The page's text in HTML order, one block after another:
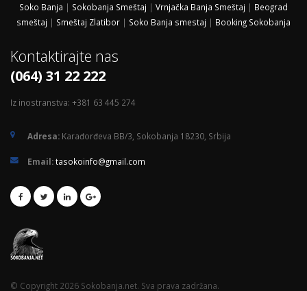
Soko Banja | Sokobanja Smeštaj | Vrnjačka Banja Smeštaj | Beograd
smeštaj | Smeštaj Zlatibor | Soko Banja smestaj | Booking Sokobanja
Kontaktirajte nas
(064) 31 22 222
Iz inostranstva: +381 63 445 274
Adresa: Karađorđeva BB/3, Sokobanja 18230, Srbija
Email:tasokoinfo@gmail.com
© Copyright 2026 Sokobanja.net. Sva prava zadržana.